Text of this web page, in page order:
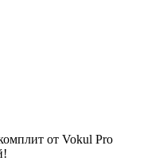
от Vokul Pro